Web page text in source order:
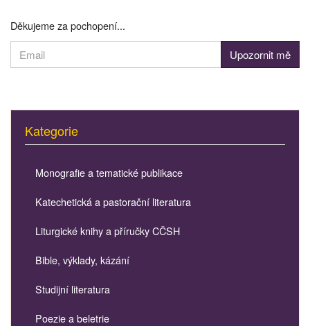
Děkujeme za pochopení...
Kategorie
Monografie a tematické publikace
Katechetická a pastorační literatura
Liturgické knihy a příručky CČSH
Bible, výklady, kázání
Studijní literatura
Poezie a beletrie